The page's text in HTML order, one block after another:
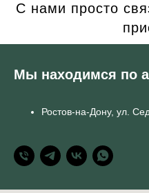
С нами просто
Мы находимся по
Ростов-на-Дону, ул.